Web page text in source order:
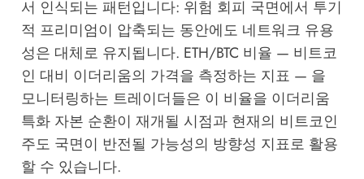
서 인식되는 패턴입니다: 위험 회피 국면에서 투기
적 프리미엄이 압축되는 동안에도 네트워크 유용
성은 대체로 유지됩니다. ETH/BTC 비율 — 비트코
인 대비 이더리움의 가격을 측정하는 지표 — 을
모니터링하는 트레이더들은 이 비율을 이더리움
특화 자본 순환이 재개될 시점과 현재의 비트코인
주도 국면이 반전될 가능성의 방향성 지표로 활용
할 수 있습니다.